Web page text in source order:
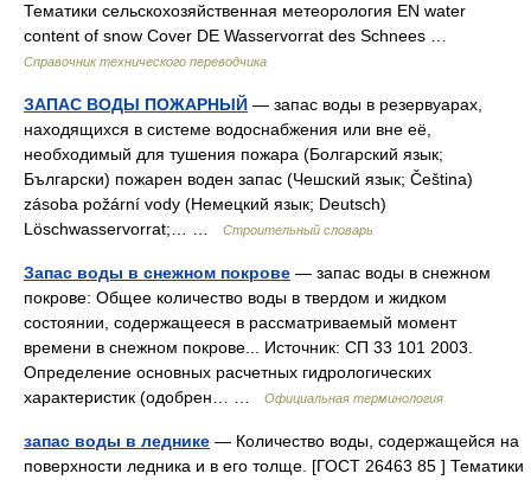
Тематики сельскохозяйственная метеорология EN water
content of snow Cover DE Wasservorrat des Schnees …
Справочник технического переводчика
ЗАПАС ВОДЫ ПОЖАРНЫЙ — запас воды в резервуарах,
находящихся в системе водоснабжения или вне её,
необходимый для тушения пожара (Болгарский язык;
Български) пожарен воден запас (Чешский язык; Čeština)
zásoba požární vody (Немецкий язык; Deutsch)
Löschwasservorrat;… …
Строительный словарь
Запас воды в снежном покрове — запас воды в снежном
покрове: Общее количество воды в твердом и жидком
состоянии, содержащееся в рассматриваемый момент
времени в снежном покрове... Источник: СП 33 101 2003.
Определение основных расчетных гидрологических
характеристик (одобрен… …
Официальная терминология
запас воды в леднике — Количество воды, содержащейся на
поверхности ледника и в его толще. [ГОСТ 26463 85 ] Тематики